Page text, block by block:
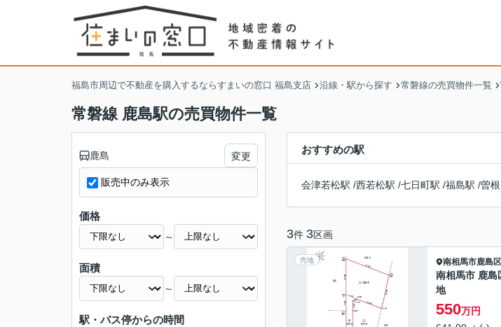
福島市周辺で不動産を購入するならすまいの窓口 福島支店 沿線・駅から探す 常磐線の売買物件一覧
常磐線 鹿島駅の売買物件一覧
おすすめの駅
会津若松駅 /西若松駅 /七日町駅 /福島駅 /曽
3件 3区画
売地 南相馬市鹿島
南相馬市 鹿島
地
550万円
鹿島 変更
販売中のみ表示
価格
～
面積
～
駅・バス停からの時間